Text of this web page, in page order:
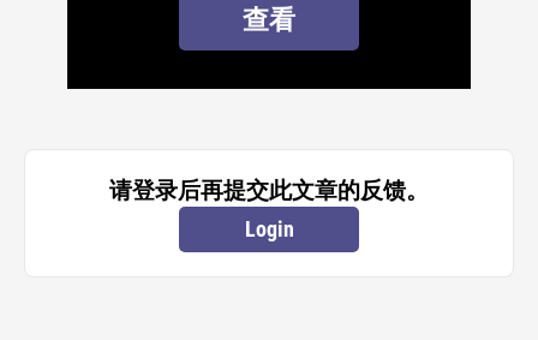
查看
请登录后再提交此文章的反馈。
Login